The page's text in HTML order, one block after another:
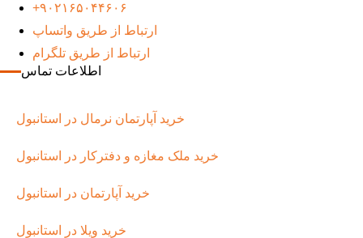
+۹۰۲۱۶۵۰۴۴۶۰۶
ارتباط از طریق واتساپ
ارتباط از طریق تلگرام
اطلاعات تماس
خرید آپارتمان نرمال در استانبول
خرید ملک مغازه و دفترکار در استانبول
خرید آپارتمان در استانبول
خرید ویلا در استانبول